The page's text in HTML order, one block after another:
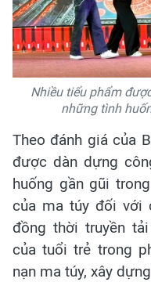
Nhiều tiểu phẩm
những tình
Theo đánh giá của
được dàn dựng
huống gần gũi
của ma túy đối với
đồng thời truyền
của tuổi trẻ trong
nạn ma túy, xây